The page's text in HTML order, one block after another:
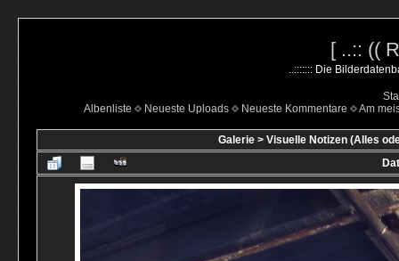
[ ..:: ((
..::::::: Die
Albenliste
Neueste Uploads Neueste Kommentare Am
Galerie> Visuelle Notizen (Alles